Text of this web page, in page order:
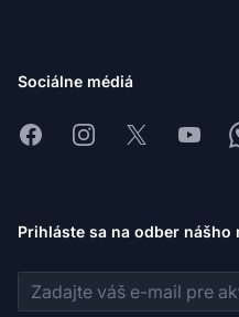
Sociálne médiá
FacebookInstagram
X
Prihláste sa na odber nášho
E-mailová adresa